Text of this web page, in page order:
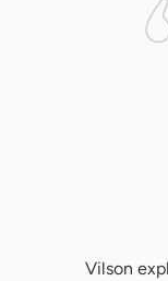
Vilson